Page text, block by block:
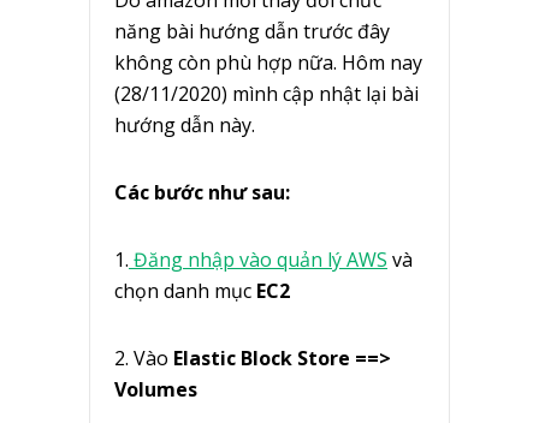
năng bài hướng dẫn trước đây
không còn phù hợp nữa. Hôm nay
(28/11/2020) mình cập nhật lại bài
hướng dẫn này.
Các bước như sau:
1. Đăng nhập vào quản lý AWS và
chọn danh mục EC2
2. Vào Elastic Block Store ==>
Volumes